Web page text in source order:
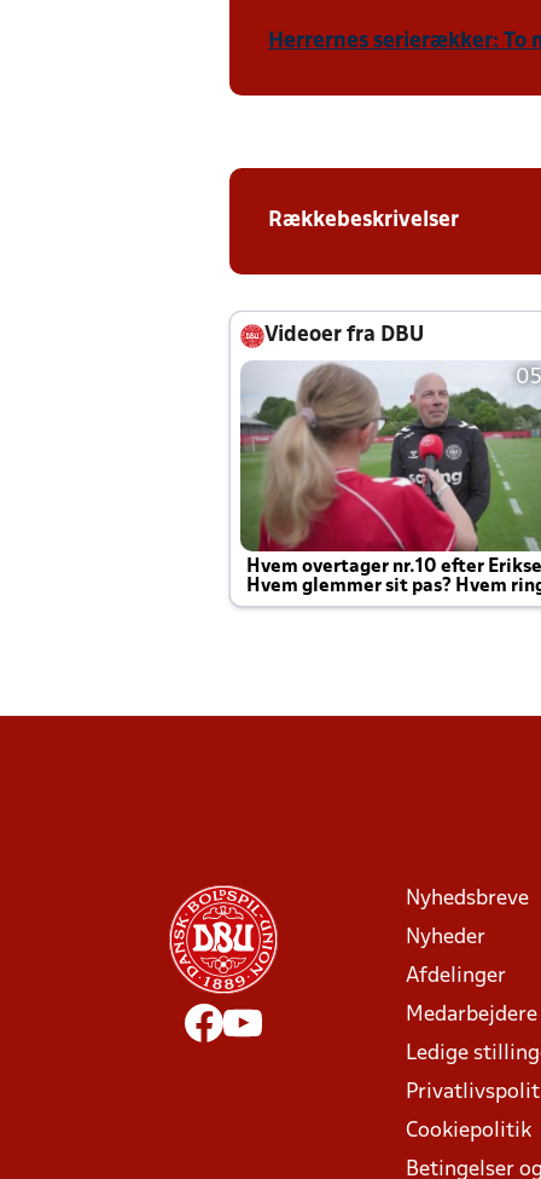
Herrernes serierækker: To
Rækkebeskrivelser
Videoer fra DBU
Hvem overtager nr.10 efter
Hvem glemmer sit pas? Hvem
Joachim altid til efter kampe?
Nyhedsbreve
Nyheder
Afdelinger
Medarbejdere
Ledige
Cookiepolitik
Betingelser